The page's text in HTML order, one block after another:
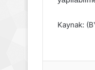
Kaynak: